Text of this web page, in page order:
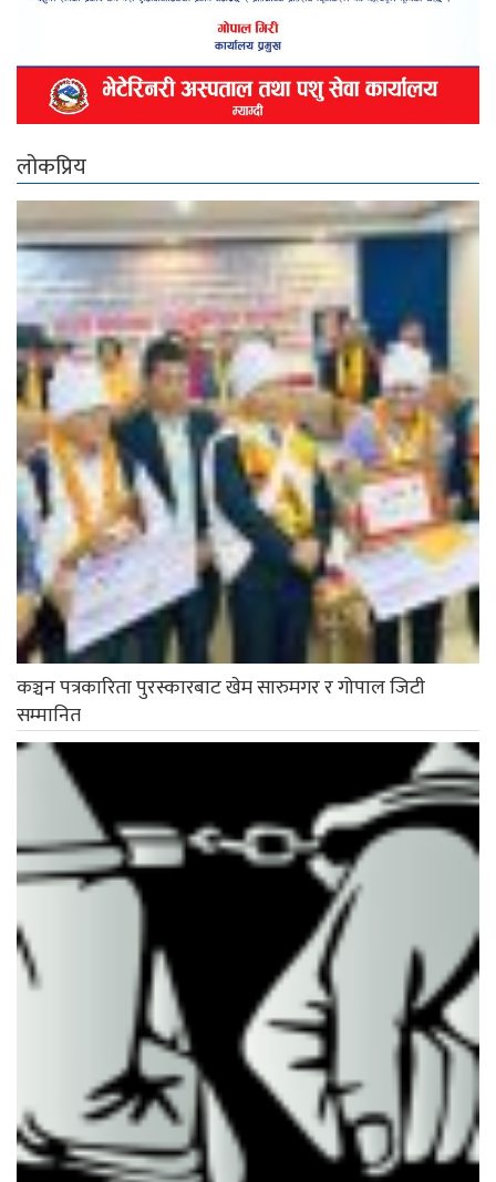
लोकप्रिय
कञ्चन पत्रकारिता पुरस्कारबाट खेम सारुमगर र गोपाल जिटी
सम्मानित